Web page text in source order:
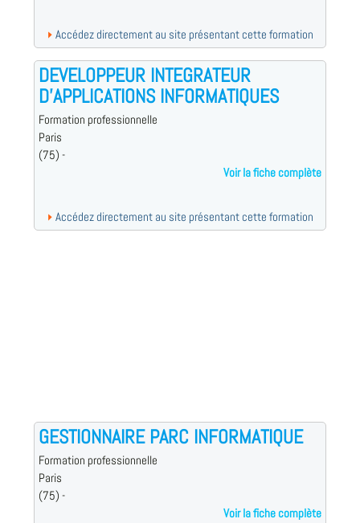
Accédez directement au site présentant cette formation
DEVELOPPEUR INTEGRATEUR
D'APPLICATIONS INFORMATIQUES
Formation professionnelle
Paris
(75) -
Voir la fiche complète
Accédez directement au site présentant cette formation
GESTIONNAIRE PARC INFORMATIQUE
Formation professionnelle
Paris
(75) -
Voir la fiche complète